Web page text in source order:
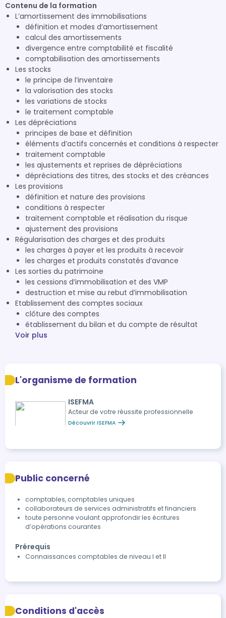
Contenu de la formation
L’amortissement des immobilisations
définition et modes d’amortissement
calcul des amortissements
divergence entre comptabilité et fiscalité
comptabilisation des amortissements
Les stocks
le principe de l’inventaire
la valorisation des stocks
les variations de stocks
le traitement comptable
Les dépréciations
principes de base et définition
éléments d’actifs concernés et conditions à respecter
traitement comptable
les ajustements et reprises de dépréciations
dépréciations des titres, des stocks et des créances
Les provisions
définition et nature des provisions
conditions à respecter
traitement comptable et réalisation du risque
ajustement des provisions
Régularisation des charges et des produits
les charges à payer et les produits à recevoir
les charges et produits constatés d’avance
Les sorties du patrimoine
les cessions d’immobilisation et des VMP
destruction et mise au rebut d’immobilisation
Etablissement des comptes sociaux
clôture des comptes
établissement du bilan et du compte de résultat
Voir plus
L'organisme de formation
ISEFMA
Acteur de votre réussite professionnelle
Découvrir ISEFMA
Public concerné
comptables, comptables uniques
collaborateurs de services administratifs et financiers
toute personne voulant approfondir les écritures
d’opérations courantes
Prérequis
Connaissances comptables de niveau I et II
Conditions d'accès